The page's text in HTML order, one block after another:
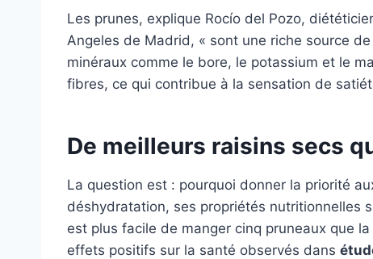
Les prunes, explique Rocío del Pozo,
Angeles de Madrid, « sont une riche source de
minéraux comme le bore, le potassium et le
fibres, ce qui contribue à la sensation de
De meilleurs raisins secs
La question est : pourquoi donner la priorité
déshydratation, ses propriétés nutritionnelles
est plus facile de manger cinq pruneaux que
effets positifs sur la santé observés dans